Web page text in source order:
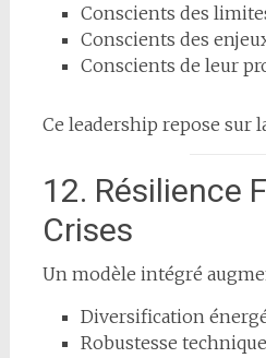
Conscients des
Conscients des
Conscients de leur
Ce leadership repose sur
12. Résilience
Crises
Un modèle intégré
Diversification
Robustesse technique